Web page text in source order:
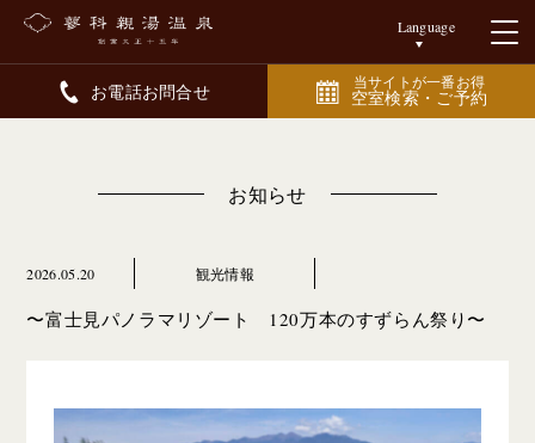
Language
お電話お問合せ 当サイトが一番お得
空室検索・ご予約
お知らせ
2026.05.20 観光情報
〜富士見パノラマリゾート 120万本のすずらん祭り〜